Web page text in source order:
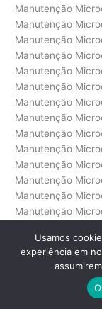
Manutenção
Manutenção
Manutenção
Manutenção
Manutenção
Manutenção
Manutenção
Manutenção
Manutenção
Manutenção
Manutenção
Manutenção
Manutenção
Manutenção
Manutenção
Manutenção
Manutenção
Manutenção
Manutenção
Usamos
experiência em